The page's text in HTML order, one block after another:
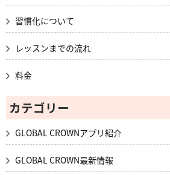
習慣化について
レッスンまでの流れ
料金
カテゴリー
GLOBAL CROWNアプリ紹介
GLOBAL CROWN最新情報